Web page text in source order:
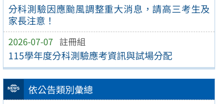
分科測驗因應颱風調整重大消息，請高三考生及
家長注意！
2026-07-07 註冊組
115學年度分科測驗應考資訊與試場分配
依公告類別彙總